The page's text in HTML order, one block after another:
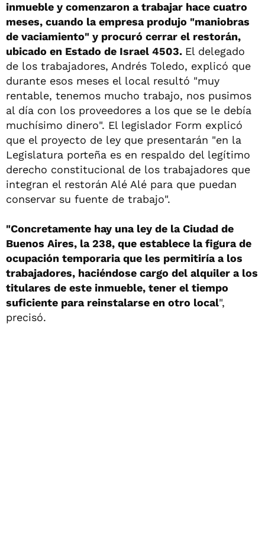
inmueble y comenzaron a trabajar hace cuatro
meses, cuando la empresa produjo "maniobras
de vaciamiento" y procuró cerrar el restorán,
ubicado en Estado de Israel 4503. El delegado
de los trabajadores, Andrés Toledo, explicó que
durante esos meses el local resultó "muy
rentable, tenemos mucho trabajo, nos pusimos
al día con los proveedores a los que se le debía
muchísimo dinero". El legislador Form explicó
que el proyecto de ley que presentarán "en la
Legislatura porteña es en respaldo del legítimo
derecho constitucional de los trabajadores que
integran el restorán Alé Alé para que puedan
conservar su fuente de trabajo".
"Concretamente hay una ley de la Ciudad de
Buenos Aires, la 238, que establece la figura de
ocupación temporaria que les permitiría a los
trabajadores, haciéndose cargo del alquiler a los
titulares de este inmueble, tener el tiempo
suficiente para reinstalarse en otro local",
precisó.